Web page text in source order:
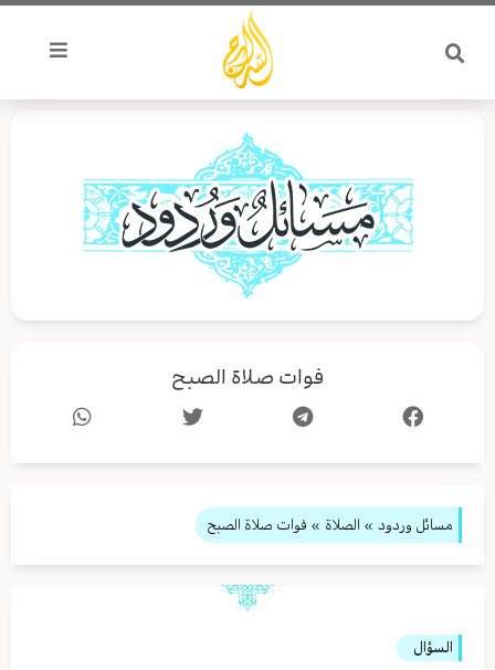
تخطي
المحتوى
فوات صلاة الصبح
مسائل وردود » الصلاة » فوات صلاة الصبح
السؤال